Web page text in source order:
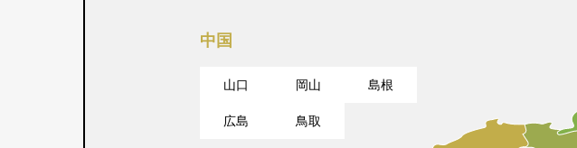
中国
山口 岡山 島根
広島 鳥取